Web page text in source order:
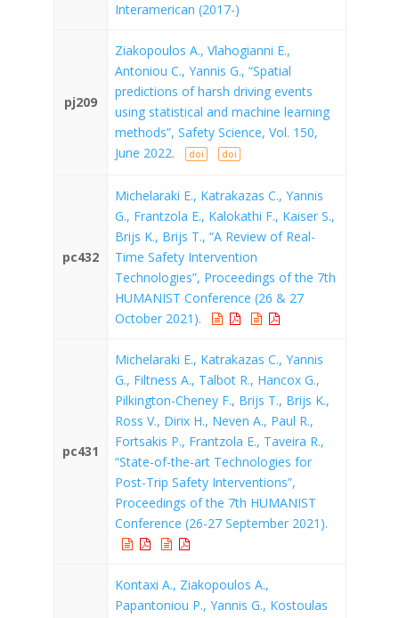
Interamerican (2017-)
pj209
Ziakopoulos A., Vlahogianni E.,
Antoniou C., Yannis G., “Spatial
predictions of harsh driving events
using statistical and machine learning
methods”, Safety Science, Vol. 150,
June 2022.
doi doi
pc432
Michelaraki E., Katrakazas C., Yannis
G., Frantzola E., Kalokathi F., Kaiser S.,
Brijs K., Brijs T., “A Review of Real-
Time Safety Intervention
Technologies”, Proceedings of the 7th
HUMANIST Conference (26 & 27
October 2021).
pc431
Michelaraki E., Katrakazas C., Yannis
G., Filtness A., Talbot R., Hancox G.,
Pilkington-Cheney F., Brijs T., Brijs K.,
Ross V., Dirix H., Neven A., Paul R.,
Fortsakis P., Frantzola E., Taveira R.,
“State-of-the-art Technologies for
Post-Trip Safety Interventions”,
Proceedings of the 7th HUMANIST
Conference (26-27 September 2021).
Kontaxi A., Ziakopoulos A.,
Papantoniou P., Yannis G., Kostoulas